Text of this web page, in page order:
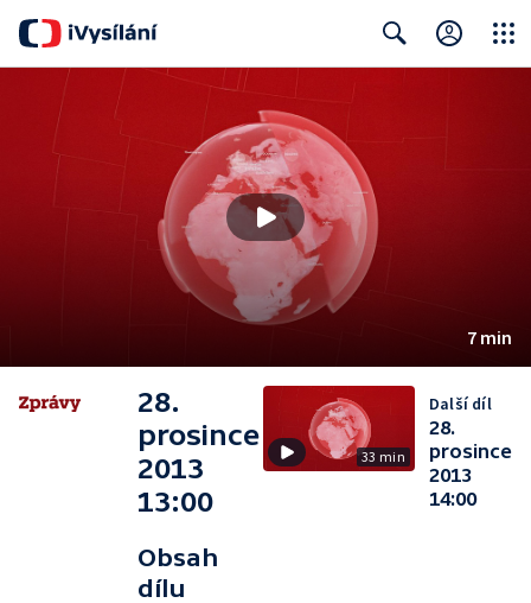
7 min
28.
prosince
2013
13:00
Obsah
dílu
33 min
Další díl
28.
prosince
2013
14:00